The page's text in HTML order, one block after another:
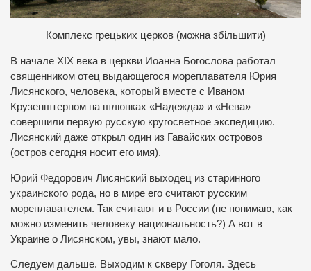
Комплекс грецьких церков (можна збільшити)
В начале XIX века в церкви Иоанна Богослова работал
священником отец выдающегося мореплавателя Юрия
Лисянского, человека, который вместе с Иваном
Крузенштерном на шлюпках «Надежда» и «Нева»
совершили первую русскую кругосветное экспедицию.
Лисянский даже открыл один из Гавайских островов
(остров сегодня носит его имя).
Юрий Федорович Лисянский выходец из старинного
украинского рода, но в мире его считают русским
мореплавателем. Так считают и в России (не понимаю, как
можно изменить человеку национальность?) А вот в
Украине о Лисянском, увы, знают мало.
Следуем дальше. Выходим к скверу Гоголя. Здесь